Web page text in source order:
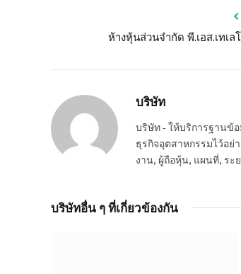
ห้างหุ้นส่วนจำกัด พี.เอส.เทเ
บริษัท
บริษัท - ให้บริการฐานข้
ธุรกิจอุตสาหกรรมไว้อย่
งาน, ผู้ถือหุ้น, แผนที่, ระ
บริษัทอื่น ๆ ที่เกี่ยวข้องกัน